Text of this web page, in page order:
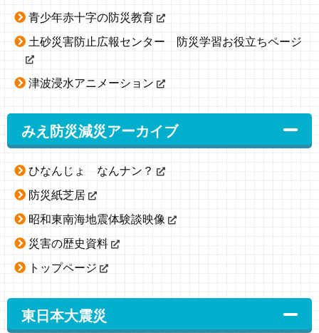
青少年赤十字の防災教育
土砂災害防止広報センター 防災学習お役立ちページ
津波浸水アニメーション
みえ防災減災アーカイブ
ひなんじょ なんナン？
防災紙芝居
昭和東南海地震体験談映像
災害の歴史資料
トップページ
東日本大震災